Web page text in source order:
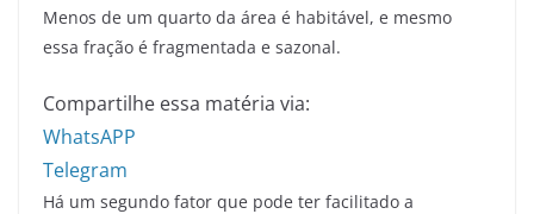
Menos de um quarto da área é habitável, e mesmo
essa fração é fragmentada e sazonal.
Compartilhe essa matéria via:
WhatsAPP
Telegram
Há um segundo fator que pode ter facilitado a